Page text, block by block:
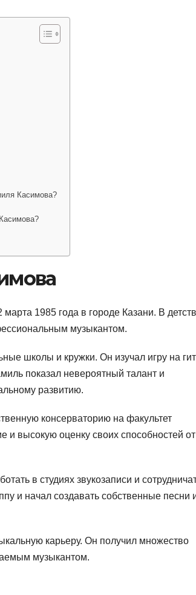
Касимова?
1985 года в городе Казани. В
музыкантом.
школы и кружки. Он изучал игру на
показал невероятный талант и
развитию.
консерваторию на факультет
и высокую оценку своих способностей от
в студиях звукозаписи и
и начал создавать собственные песни
карьеру. Он получил множество
музыкантом.